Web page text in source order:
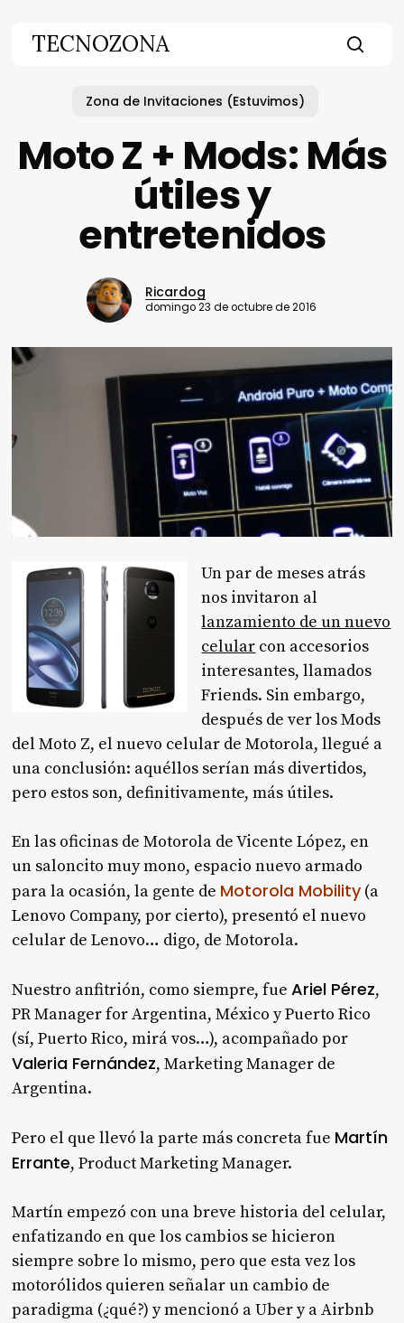
TECNOZONA
Zona de Invitaciones (Estuvimos)
Moto Z + Mods: Más
útiles y
entretenidos
Ricardog
domingo 23 de octubre de 2016
Un par de meses atrás
nos invitaron al
lanzamiento de un nuevo
celular con accesorios
interesantes, llamados
Friends. Sin embargo,
después de ver los Mods
del Moto Z, el nuevo celular de Motorola, llegué a
una conclusión: aquéllos serían más divertidos,
pero estos son, definitivamente, más útiles.
En las oficinas de Motorola de Vicente López, en
un saloncito muy mono, espacio nuevo armado
para la ocasión, la gente de Motorola Mobility(a
Lenovo Company, por cierto), presentó el nuevo
celular de Lenovo… digo, de Motorola.
Nuestro anfitrión, como siempre, fueAriel Pérez,
PR Manager for Argentina, México y Puerto Rico
(sí, Puerto Rico, mirá vos…), acompañado por
Valeria Fernández, Marketing Manager de
Argentina.
Pero el que llevó la parte más concreta fue Martín
Errante, Product Marketing Manager.
Martín empezó con una breve historia del celular,
enfatizando en que los cambios se hicieron
siempre sobre lo mismo, pero que esta vez los
motorólidos quieren señalar un cambio de
paradigma (¿qué?) y mencionó a Uber y a Airbnb